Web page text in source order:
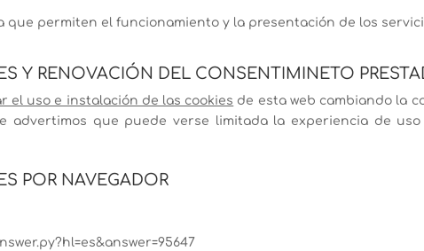
que permiten el funcionamiento y la presentación de los
Y RENOVACIÓN DEL CONSENTIMINETO
el uso e instalación de las cookies de esta web cambiando la
advertimos que puede verse limitada la experiencia de
POR NAVEGADOR